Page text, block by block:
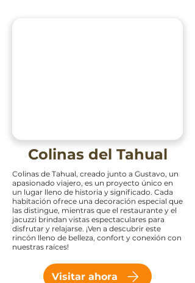
Colinas del Tahual
Colinas de Tahual, creado junto a Gustavo, un
apasionado viajero, es un proyecto único en
un lugar lleno de historia y significado. Cada
habitación ofrece una decoración especial que
las distingue, mientras que el restaurante y el
jacuzzi brindan vistas espectaculares para
disfrutar y relajarse. ¡Ven a descubrir este
rincón lleno de belleza, confort y conexión con
nuestras raíces!
Visitar ahora